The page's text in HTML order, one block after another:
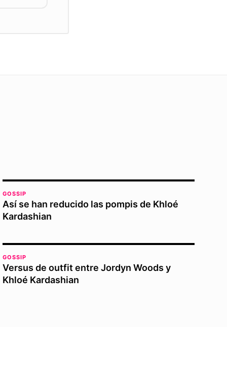
GOSSIP
Así se han reducido las pompis de Khloé
Kardashian
GOSSIP
Versus de outfit entre Jordyn Woods y
Khloé Kardashian